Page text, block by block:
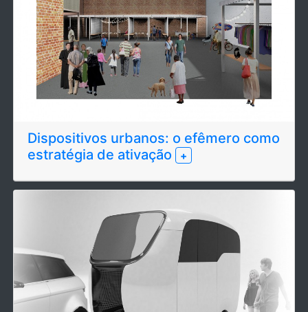
Dispositivos urbanos: o efêmero como
estratégia de ativação
+